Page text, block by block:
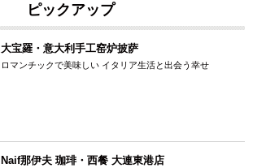
ピックアップ
大宝羅・意大利手工窑炉披萨
ロマンチックで美味しい イタリア生活と出会う幸せ
Naif那伊夫 珈琲・西餐 大連東港店